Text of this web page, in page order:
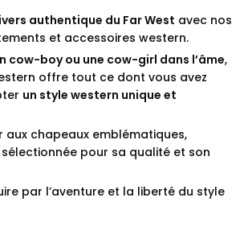
authentique du Far West avec nos
et accessoires western.
cow-boy ou une cow-girl dans l’âme,
offre tout ce dont vous avez
un style western unique et
aux chapeaux emblématiques,
pour sa qualité et son
par l’aventure et la liberté du style